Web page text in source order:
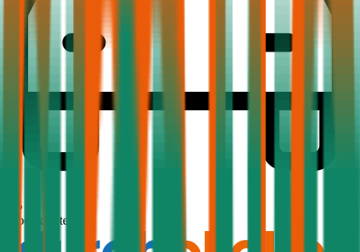
1,5
Produktnote